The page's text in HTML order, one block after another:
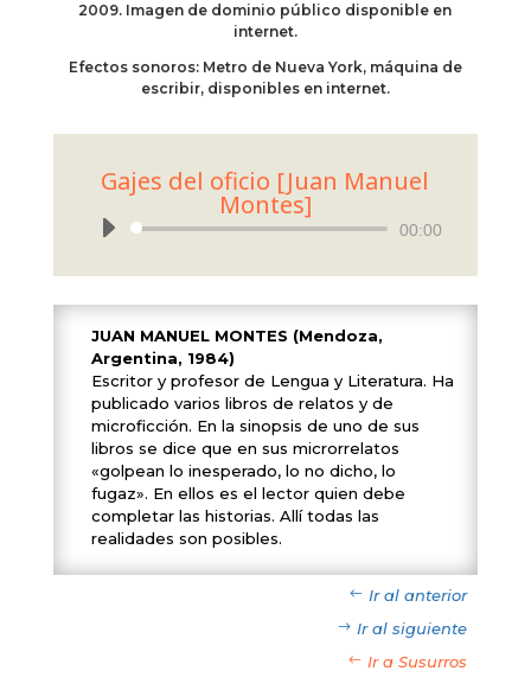
2009. Imagen de dominio público disponible en
internet.
Efectos sonoros: Metro de Nueva York, máquina de
escribir, disponibles en internet.
Gajes del oficio [Juan Manuel
Montes]
Reproductor
audio
00:00
JUAN MANUEL MONTES (Mendoza,
Argentina, 1984)
Escritor y profesor de Lengua y Literatura. Ha
publicado varios libros de relatos y de
microficción. En la sinopsis de uno de sus
libros se dice que en sus microrrelatos
«golpean lo inesperado, lo no dicho, lo
fugaz». En ellos es el lector quien debe
completar las historias. Allí todas las
realidades son posibles.
Ir al anterior
Ir al siguiente
Ir a Susurros